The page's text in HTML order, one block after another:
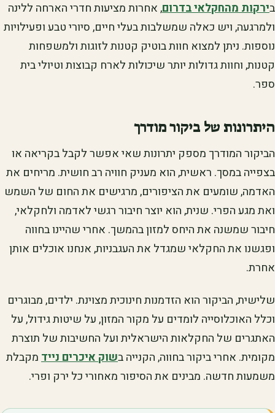
בירקות מהחקלאי בדרום, אחרות מציעות חדרי הארחה ללינה
ולמרגעה, ויש כאלה שמשלבות בעלי חיים, סיורי טבע ופעילויות
נוספות. ניתן למצוא חוות בוטיק קטנות לזוגות ולמשפחות
קטנות, וחוות גדולות יותר שיכולות לארח קבוצות וטיולי בית
ספר.
היתרונות של ביקור מודרך
הביקור המודרך מספק יתרונות שאי אפשר לקבל בקריאה או
בצפייה במסך. ראשית, הוא מעניק חוויה רב חושית. מריחים את
האדמה, שומעים את הציפורים, מרגישים את החום של השמש
ואת מגע הפרי. שנית, הוא יוצר חיבור רגשי לאדמה ולחקלאי,
חיבור שמשנה את היחס למזון בהמשך. אחרי שהיינו בחווה
ופגשנו את החקלאי שמגדל את העגבניות, אנחנו אוכלים אותן
אחרת.
שלישית, הביקור הוא הזדמנות חינוכית מצוינת. ילדים, מבוגרים
וכלל האוכלוסייה לומדים על מקור המזון, על שיטות גידול, על
האתגרים של החקלאות הישראלית ועל החשיבות של תוצרת
מקומית. אחרי ביקור בחווה, הקנייה בשוק איכרים ניידמקבלת
משמעות חדשה. מבינים את הסיפור מאחורי כל ירק ופרי.